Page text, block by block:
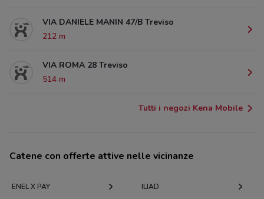
VIA DANIELE MANIN 47/B Treviso
212 m
VIA ROMA 28 Treviso
514 m
Tutti i negozi Kena Mobile
Catene con offerte attive nelle vicinanze
ENEL X PAY ILIAD